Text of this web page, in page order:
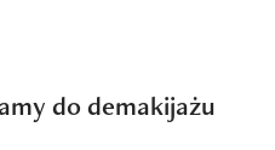
do demakijażu